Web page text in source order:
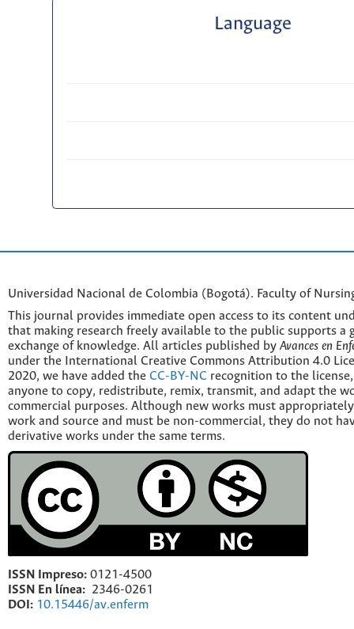
Language
Universidad Nacional de Colombia (Bogotá). Faculty of
This journal provides immediate open access to its content
that making research freely available to the public supports a
exchange of knowledge. All articles published by Avances en
under the International Creative Commons Attribution 4.0
2020, we have added the CC-BY-NC recognition to the
anyone to copy, redistribute, remix, transmit, and adapt the
commercial purposes. Although new works must
work and source and must be non-commercial, they do not
derivative works under the same terms.
ISSN Impreso: 0121-4500
ISSN En línea: 2346-0261
DOI: 10.15446/av.enferm